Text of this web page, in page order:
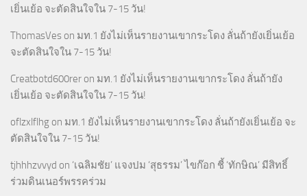
เยิ่นเย้อ จะตัดสินใจใน 7-15 วัน!
ThomasVes on มท.1 ยังไม่เห็นรายงานเขากระโดง ลั่นถ้ายังเยิ่นเย้อ
จะตัดสินใจใน 7-15 วัน!
Creatbotd600rer on มท.1 ยังไม่เห็นรายงานเขากระโดง ลั่นถ้ายัง
เยิ่นเย้อ จะตัดสินใจใน 7-15 วัน!
oflzxlflhg on มท.1 ยังไม่เห็นรายงานเขากระโดง ลั่นถ้ายังเยิ่นเย้อ จะ
ตัดสินใจใน 7-15 วัน!
tjhhhzvvyd on ‘เฉลิมชัย’ แจงปม ‘สุธรรม’ ไขก๊อก ชี้ ‘ทักษิณ’ มีสิทธิ์
ร่วมดินเนอร์พรรคร่วม